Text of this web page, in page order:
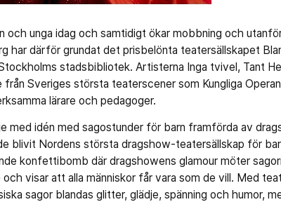
och unga idag och samtidigt ökar mobbning och
har därför grundat det prisbelönta teatersällskapet
stadsbibliotek. Artisterna Inga tvivel, Tant
från Sveriges största teaterscener som Kungliga
lärare och pedagoger.
med idén med sagostunder för barn framförda av
blivit Nordens största dragshow-teatersällskap för
konfettibomb där dragshowens glamour möter
visar att alla människor får vara som de vill. Med
sagor blandas glitter, glädje, spänning och humor,